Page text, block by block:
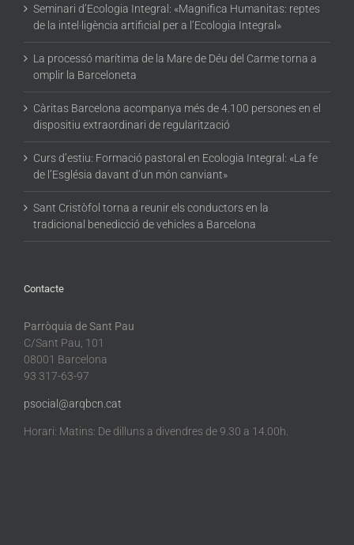
Seminari d’Ecologia Integral: «Magnifica Humanitas: reptes
de la intel·ligència artificial per a l’Ecologia Integral»
La processó marítima de la Mare de Déu del Carme torna a
omplir la Barceloneta
Càritas Barcelona acompanya més de 4.100 persones en el
dispositiu extraordinari de regularització
Curs d’estiu: Formació pastoral en Ecologia Integral: «La fe
de l’Església davant d’un món canviant»
Sant Cristòfol torna a reunir els conductors en la
tradicional benedicció de vehicles a Barcelona
Contacte
Parròquia de Sant Pau
C/Sant Pau, 101
08001 Barcelona
93 317-63-97
psocial@arqbcn.cat
Horari: Matins: De dilluns a divendres de 9.30 a 14.00h.